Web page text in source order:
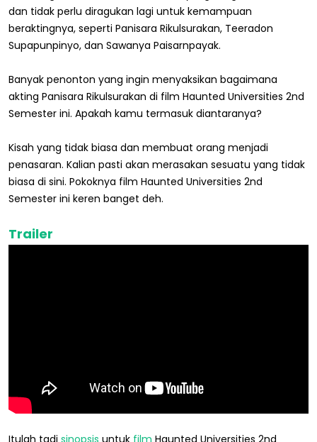
dan tidak perlu diragukan lagi untuk kemampuan
beraktingnya, seperti Panisara Rikulsurakan, Teeradon
Supapunpinyo, dan Sawanya Paisarnpayak.
Banyak penonton yang ingin menyaksikan bagaimana
akting Panisara Rikulsurakan di film Haunted Universities 2nd
Semester ini. Apakah kamu termasuk diantaranya?
Kisah yang tidak biasa dan membuat orang menjadi
penasaran. Kalian pasti akan merasakan sesuatu yang tidak
biasa di sini. Pokoknya film Haunted Universities 2nd
Semester ini keren banget deh.
Trailer